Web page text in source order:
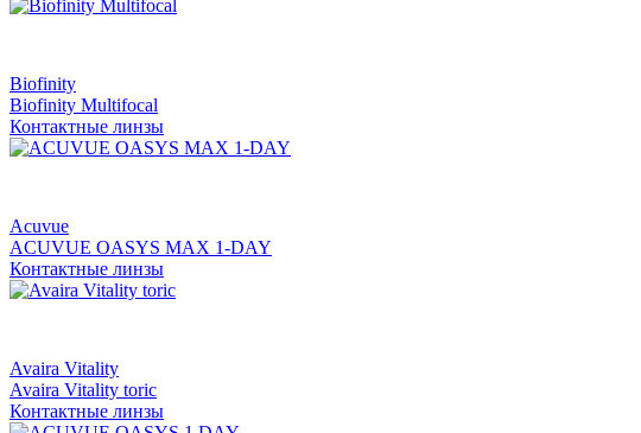
Biofinity
Biofinity Multifocal
Контактные линзы
Acuvue
ACUVUE OASYS MAX 1-DAY
Контактные линзы
Avaira Vitality
Avaira Vitality toric
Контактные линзы